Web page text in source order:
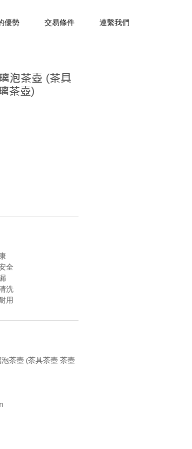
優勢 交易條件 連繫我們
泡茶壺 (茶具
茶壺)
全
洗
用
茶壺 (茶具茶壺 茶壺